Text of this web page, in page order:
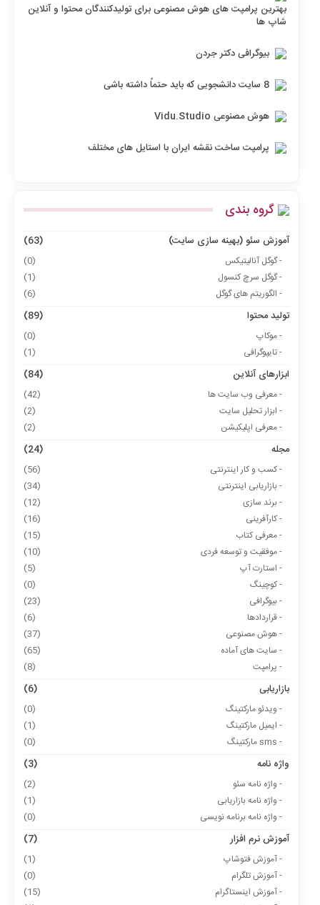
بهترین پرامپت های هوش مصنوعی برای تولیدکنندگان محتوا و آنلاین
شاپ ها
بیوگرافی دکتر جردن
8 سایت دانشجویی که باید حتماً داشته باشی
هوش مصنوعی Vidu.Studio
پرامپت ساخت نقشه ایران با استایل های مختلف
گروه بندی
آموزش سئو (بهینه سازی سایت) (63)
- گوگل آنالیتیکس
(0)
- گوگل سرچ کنسول
(1)
- الگوریتم های گوگل
(6)
تولید محتوا (89)
- موکاپ
(0)
- تایپوگرافی
(1)
ابزارهای آنلاین (84)
- معرفی وب سایت ها
(42)
- ابزار تحلیل سایت
(2)
- معرفی اپلیکیشن
(2)
مجله (24)
- کسب و کار اینترنتی
(56)
- بازاریابی اینترنتی
(34)
- برند سازی
(12)
- کارآفرینی
(16)
- معرفی کتاب
(15)
- موفقیت و توسعه فردی
(10)
- استارت آپ
(5)
- کوچینگ
(0)
- بیوگرافی
(23)
- قراردادها
(6)
- هوش مصنوعی
(37)
- سایت های آماده
(65)
- پرامپت
(8)
بازاریابی (6)
- ویدئو مارکتینگ
(0)
- ایمیل مارکتینگ
(1)
- sms مارکتینگ
(0)
واژه نامه (3)
- واژه نامه سئو
(2)
- واژه نامه بازاریابی
(1)
- واژه نامه برنامه نویسی
(0)
آموزش نرم افزار (7)
- آموزش فتوشاپ
(1)
- آموزش تلگرام
(0)
- آموزش اینستاگرام
(15)